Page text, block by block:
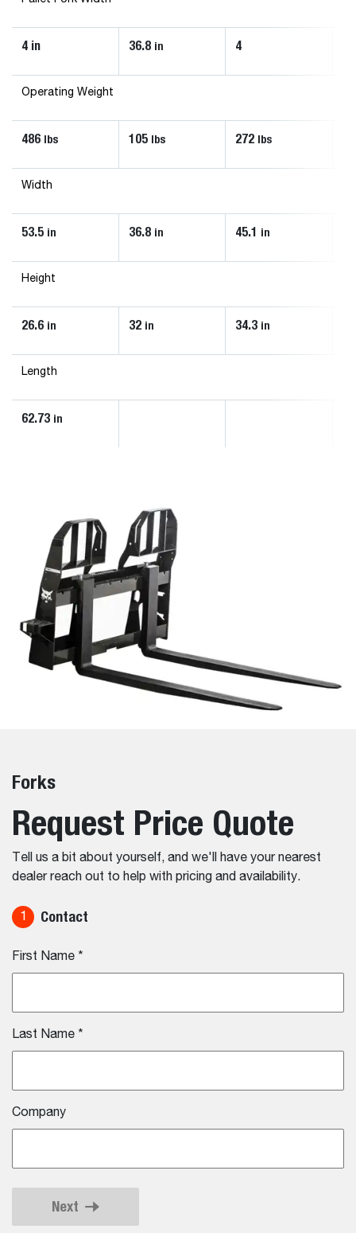
4 in 36.8 in 4
Operating Weight
486 lbs 105 lbs 272 lbs
Width
53.5 in 36.8 in 45.1 in
Height
26.6 in 32 in 34.3 in
Length
62.73 in
Forks
Request Price Quote
Tell us a bit about yourself, and we'll have your nearest
dealer reach out to help with pricing and availability.
1 Contact
First Name *
Last Name *
Company
Next